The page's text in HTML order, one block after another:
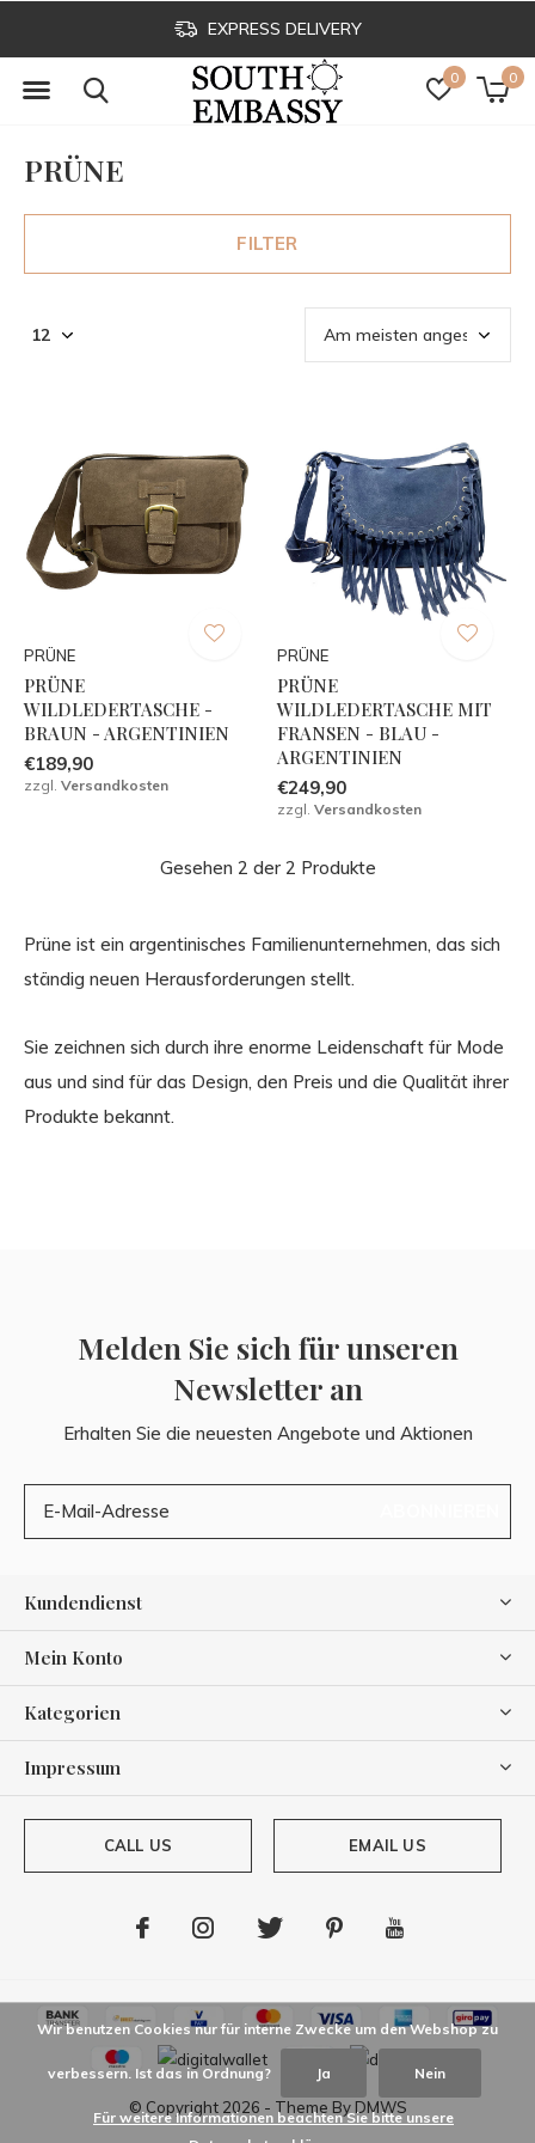
0 0
EXPRESS DELIVERY
PRÜNE
FILTER
PRÜNE
PRÜNE
WILDLEDERTASCHE -
BRAUN - ARGENTINIEN
€189,90
zzgl. Versandkosten
PRÜNE
PRÜNE
WILDLEDERTASCHE MIT
FRANSEN - BLAU -
ARGENTINIEN
€249,90
zzgl. Versandkosten
Gesehen 2 der 2 Produkte
Prüne ist ein argentinisches Familienunternehmen, das sich
ständig neuen Herausforderungen stellt.
Sie zeichnen sich durch ihre enorme Leidenschaft für Mode
aus und sind für das Design, den Preis und die Qualität ihrer
Produkte bekannt.
Melden Sie sich für unseren
Newsletter an
Erhalten Sie die neuesten Angebote und Aktionen
Kundendienst
Mein Konto
Kategorien
Impressum
CALL US EMAIL US
© Copyright 2026 - Theme By DMWS
Wir benutzen Cookies nur für interne Zwecke um den Webshop zu
verbessern. Ist das in Ordnung? Ja Nein
Für weitere Informationen beachten Sie bitte unsere